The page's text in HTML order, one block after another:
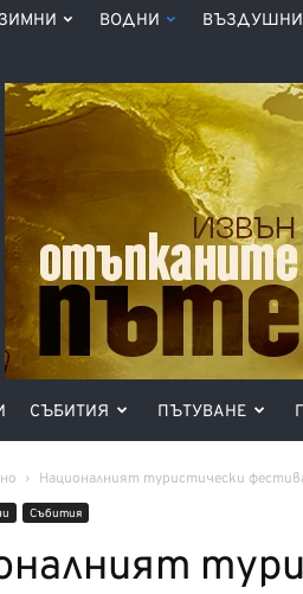
ЗИМНИ ВОДНИ ВЪЗДУШНИ
СЪБИТИЯ ПЪТУВАНЕ
Националният туристически
Събития